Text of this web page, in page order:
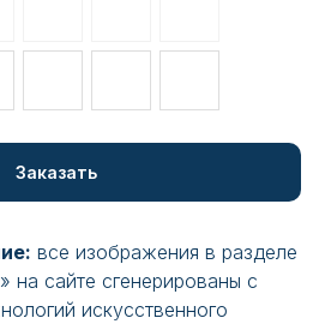
Заказать
все изображения в разделе
на сайте сгенерированы с
искусственного